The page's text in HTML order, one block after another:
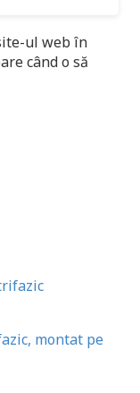
ul web în
când o să
montat pe